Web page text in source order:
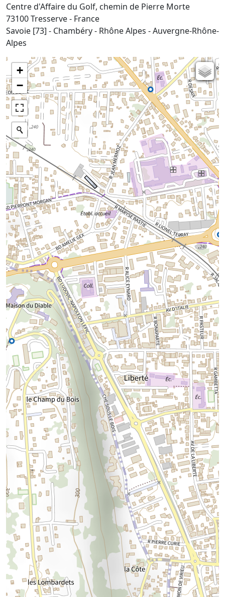
Centre d'Affaire du Golf, chemin de Pierre Morte
73100 Tresserve - France
Savoie [73] - Chambéry - Rhône Alpes - Auvergne-Rhône-
Alpes
+
−
Carte de l'état-major (1820-1866)
Parcellaire cadastral
Plan IGN
Photographies aériennes